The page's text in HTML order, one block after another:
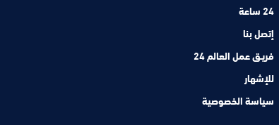
24 ساعة
إتصل بنا
فريـق عمل العالم 24
للإشهار
سياسة الخصوصية